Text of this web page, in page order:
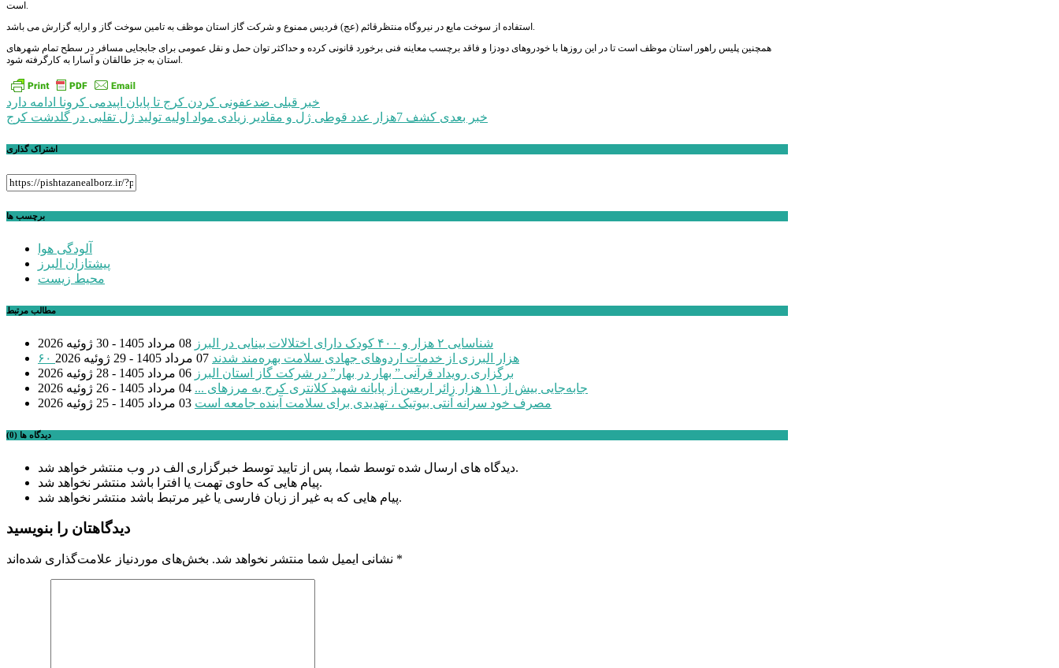
است.
استفاده از سوخت مایع در نیروگاه منتظرقائم (عج) فردیس ممنوع و شرکت گاز استان موظف به تامین سوخت گاز و ارایه گزارش می باشد.
همچنین پلیس راهور استان موظف است تا در این روزها با خودروهای دودزا و فاقد برچسب معاینه فنی برخورد قانونی کرده و حداکثر توان حمل و نقل عمومی برای جابجایی مسافر در سطح تمام شهرهای
استان به جز طالقان و آسارا به کارگرفته شود.
راهبری
نوشته
خبر قبلی ضدعفونی کردن کرج تا پایان اپیدمی کرونا ادامه دارد
خبر بعدی کشف 7هزار عدد قوطی ژل و مقادیر زیادی مواد اولیه تولید ژل تقلبی در گلدشت کرج
اشتراک گذاری
برچسب ها
آلودگی هوا
پیشتازان البرز
محیط زیست
مطالب مرتبط
شناسایی ۲ هزار و ۴۰۰ کودک دارای اختلالات بینایی در البرز
08 مرداد 1405 - 30 ژوئیه 2026
۶۰ هزار البرزی از خدمات اردوهای جهادی سلامت بهره‌مند شدند 07 مرداد 1405 - 29 ژوئیه 2026
برگزاری رویداد قرآنی ” بهار در بهار” در شرکت گاز استان البرز 06 مرداد 1405 - 28 ژوئیه 2026
جابه‌جایی بیش از ۱۱ هزار زائر اربعین از پایانه شهید کلانتری کرج به مرزهای ...
04 مرداد 1405 - 26 ژوئیه 2026
مصرف خود سرانه آنتی بیوتیک ، تهدیدی برای سلامت آینده جامعه است 03 مرداد 1405 - 25 ژوئیه 2026
دیدگاه ها (0)
دیدگاه های ارسال شده توسط شما، پس از تایید توسط خبرگزاری الف در وب منتشر خواهد شد.
پیام هایی که حاوی تهمت یا افترا باشد منتشر نخواهد شد.
پیام هایی که به غیر از زبان فارسی یا غیر مرتبط باشد منتشر نخواهد شد.
دیدگاهتان را بنویسید
نشانی ایمیل شما منتشر نخواهد شد. *